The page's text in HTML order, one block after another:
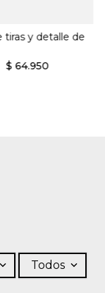
en tendedero a
de 110 ºC, sin
tiras y detalle de
$ 64.950
Todos